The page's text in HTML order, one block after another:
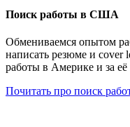
Поиск работы в США
Обмениваемся опытом
написать резюме и cover
работы в Америке и за её
Почитать про поиск